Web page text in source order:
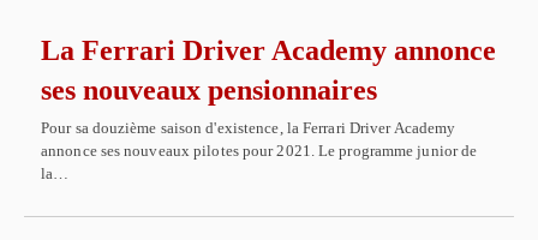
La Ferrari Driver Academy annonce
ses nouveaux pensionnaires
Pour sa douzième saison d'existence, la Ferrari Driver Academy
annonce ses nouveaux pilotes pour 2021. Le programme junior de
la…